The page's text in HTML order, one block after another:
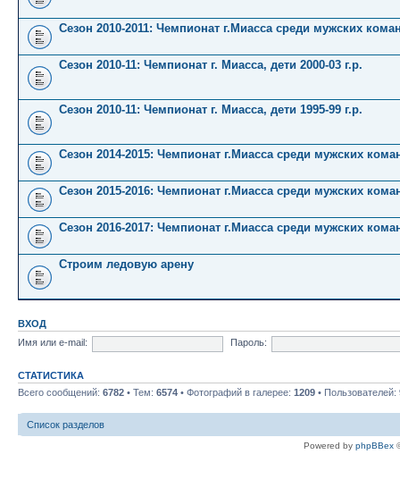
Сезон 2010-2011: Чемпионат г.Миасса среди мужских
Сезон 2010-11: Чемпионат г. Миасса, дети 2000-03 г.р.
Сезон 2010-11: Чемпионат г. Миасса, дети 1995-99 г.р.
Сезон 2014-2015: Чемпионат г.Миасса среди мужских
Сезон 2015-2016: Чемпионат г.Миасса среди мужских
Сезон 2016-2017: Чемпионат г.Миасса среди мужских
Строим ледовую арену
ВХОД
Имя или e-mail:
Пароль:
СТАТИСТИКА
Всего сообщений: 6782 • Тем: 6574 • Фотографий в галерее: 1209 • Пользователей:
Список разделов
Powered by phpBBex